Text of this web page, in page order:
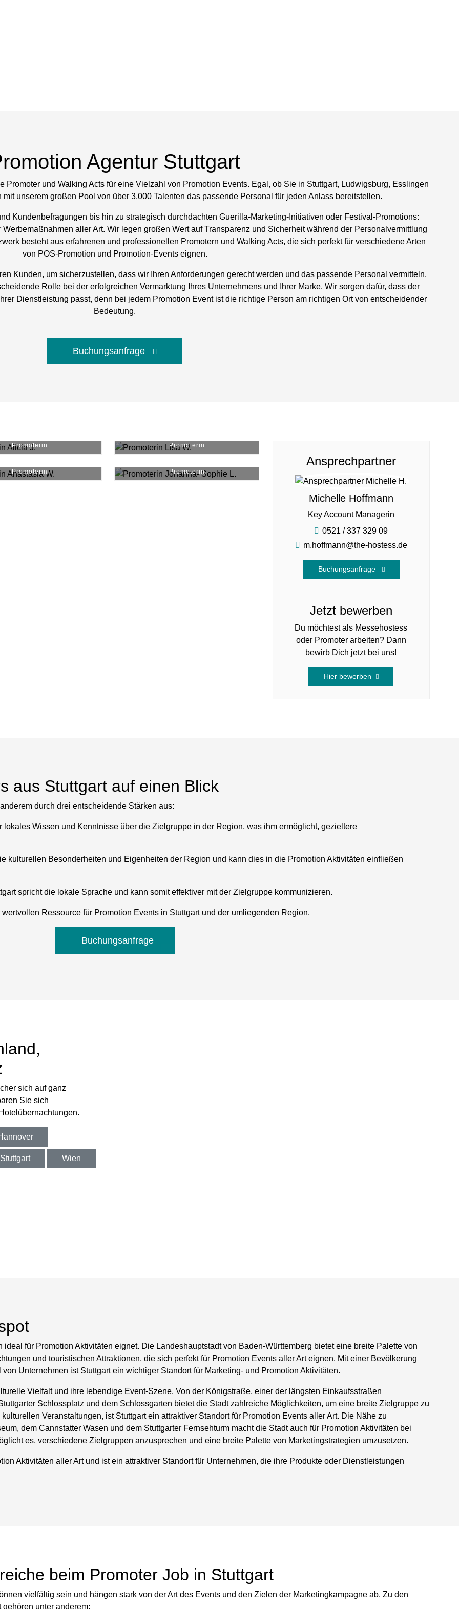
Agentur Stuttgart
Promoter und Walking Acts für eine Vielzahl von Promotion Events. Egal, ob Sie in Stuttgart, Ludwigsburg, Esslingen
unserem großen Pool von über 3.000 Talenten das passende Personal für jeden Anlass bereitstellen.
Kundenbefragungen bis hin zu strategisch durchdachten Guerilla-Marketing-Initiativen oder Festival-Promotions:
aller Art. Wir legen großen Wert auf Transparenz und Sicherheit während der Personalvermittlung
besteht aus erfahrenen und professionellen Promotern und Walking Acts, die sich perfekt für verschiedene Arten
von POS-Promotion und Promotion-Events eignen.
Kunden, um sicherzustellen, dass wir Ihren Anforderungen gerecht werden und das passende Personal vermitteln.
Rolle bei der erfolgreichen Vermarktung Ihres Unternehmens und Ihrer Marke. Wir sorgen dafür, dass der
Dienstleistung passt, denn bei jedem Promotion Event ist die richtige Person am richtigen Ort von entscheidender
Bedeutung.
Buchungsanfrage
Promoterin Promoterin
Promoterin Promoterin
Ansprechpartner
Michelle Hoffmann
Key Account Managerin
0521 / 337 329 09
m.hoffmann@the-hostess.de
Buchungsanfrage
Jetzt bewerben
Du möchtest als Messehostess
oder Promoter arbeiten? Dann
bewirb Dich jetzt bei uns!
Hier bewerben
aus Stuttgart auf einen Blick
durch drei entscheidende Stärken aus:
lokales Wissen und Kenntnisse über die Zielgruppe in der Region, was ihm ermöglicht, gezieltere
kulturellen Besonderheiten und Eigenheiten der Region und kann dies in die Promotion Aktivitäten einfließen
spricht die lokale Sprache und kann somit effektiver mit der Zielgruppe kommunizieren.
Ressource für Promotion Events in Stuttgart und der umliegenden Region.
Buchungsanfrage
sich auf ganz
Sie sich
Stuttgart Wien
für Promotion Aktivitäten eignet. Die Landeshauptstadt von Baden-Württemberg bietet eine breite Palette von
und touristischen Attraktionen, die sich perfekt für Promotion Events aller Art eignen. Mit einer Bevölkerung
Unternehmen ist Stuttgart ein wichtiger Standort für Marketing- und Promotion Aktivitäten.
Vielfalt und ihre lebendige Event-Szene. Von der Königstraße, einer der längsten Einkaufsstraßen
Schlossplatz und dem Schlossgarten bietet die Stadt zahlreiche Möglichkeiten, um eine breite Zielgruppe zu
Veranstaltungen, ist Stuttgart ein attraktiver Standort für Promotion Events aller Art. Die Nähe zu
dem Cannstatter Wasen und dem Stuttgarter Fernsehturm macht die Stadt auch für Promotion Aktivitäten bei
es, verschiedene Zielgruppen anzusprechen und eine breite Palette von Marketingstrategien umzusetzen.
Aktivitäten aller Art und ist ein attraktiver Standort für Unternehmen, die ihre Produkte oder Dienstleistungen
beim Promoter Job in Stuttgart
vielfältig sein und hängen stark von der Art des Events und den Zielen der Marketingkampagne ab. Zu den
unter anderem: